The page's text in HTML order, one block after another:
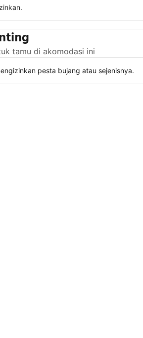
tamu di akomodasi ini
pesta bujang atau sejenisnya.